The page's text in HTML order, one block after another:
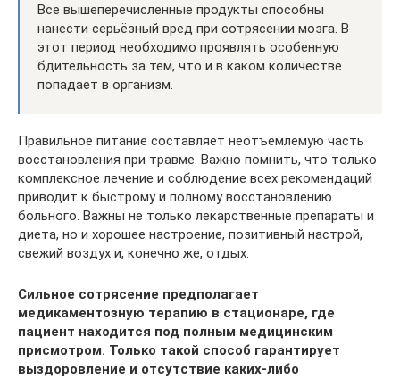
Все вышеперечисленные продукты способны
нанести серьёзный вред при сотрясении мозга. В
этот период необходимо проявлять особенную
бдительность за тем, что и в каком количестве
попадает в организм.
Правильное питание составляет неотъемлемую часть
восстановления при травме. Важно помнить, что только
комплексное лечение и соблюдение всех рекомендаций
приводит к быстрому и полному восстановлению
больного. Важны не только лекарственные препараты и
диета, но и хорошее настроение, позитивный настрой,
свежий воздух и, конечно же, отдых.
Сильное сотрясение предполагает
медикаментозную терапию в стационаре, где
пациент находится под полным медицинским
присмотром. Только такой способ гарантирует
выздоровление и отсутствие каких-либо